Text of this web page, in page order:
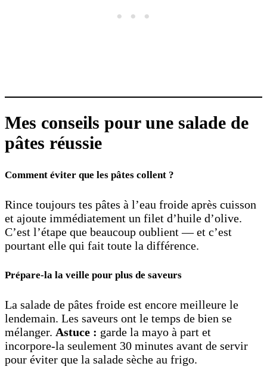
Mes conseils pour une salade de
pâtes réussie
Comment éviter que les pâtes collent ?
Rince toujours tes pâtes à l’eau froide après cuisson
et ajoute immédiatement un filet d’huile d’olive.
C’est l’étape que beaucoup oublient — et c’est
pourtant elle qui fait toute la différence.
Prépare-la la veille pour plus de saveurs
La salade de pâtes froide est encore meilleure le
lendemain. Les saveurs ont le temps de bien se
mélanger. Astuce : garde la mayo à part et
incorpore-la seulement 30 minutes avant de servir
pour éviter que la salade sèche au frigo.